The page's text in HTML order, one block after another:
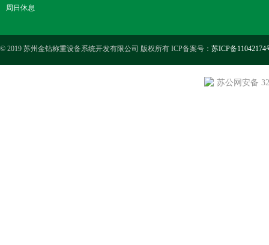
周日休息
© 2019 苏州金钻称重设备系统开发有限公司 版权所有 ICP备案号： 苏ICP备11042174
苏公网安备